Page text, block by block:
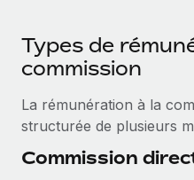
Intégrations
TRAVAILLONS ENSEMBLE
Partenaires
Intégrez les RH à
Devenir partenaire
Explorez avec nous vos
Webinaires
Événements
Salle de presse
Données sur les salaires
中文（简体）
Types de
commission
La rémunération à la
structurée de plusieurs
Commission